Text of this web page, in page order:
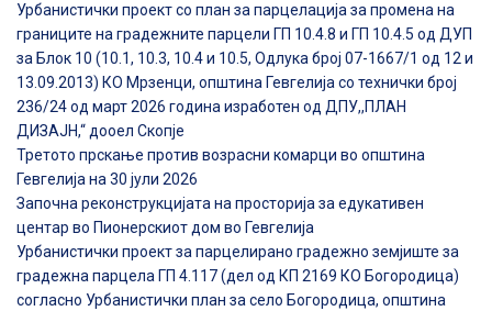
Урбанистички проект со план за парцелација за промена на
границите на градежните парцели ГП 10.4.8 и ГП 10.4.5 од ДУП
за Блок 10 (10.1, 10.3, 10.4 и 10.5, Одлука број 07-1667/1 од 12 и
13.09.2013) КО Мрзенци, општина Гевгелија со технички број
236/24 од март 2026 година изработен од ДПУ,,ПЛАН
ДИЗАЈН,“ дооел Скопје
Третото прскање против возрасни комарци во општина
Гевгелија на 30 јули 2026
Започна реконструкцијата на просторија за едукативен
центар во Пионерскиот дом во Гевгелија
Урбанистички проект за парцелирано градежно земјиште за
градежна парцела ГП 4.117 (дел од КП 2169 КО Богородица)
согласно Урбанистички план за село Богородица, општина